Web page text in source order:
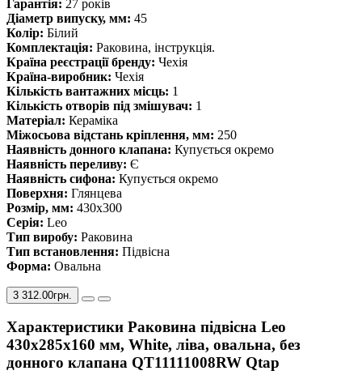
Гарантія: 27 років
Діаметр випуску, мм: 45
Колір: Білий
Комплектація: Раковина, інструкція.
Країна реєстрації бренду: Чехія
Країна-виробник: Чехія
Кількість вантажних місць: 1
Кількість отворів під змішувач: 1
Матеріал: Кераміка
Міжосьова відстань кріплення, мм: 250
Наявність донного клапана: Купується окремо
Наявність переливу: Є
Наявність сифона: Купується окремо
Поверхня: Глянцева
Розмір, мм: 430х300
Серія: Leo
Тип виробу: Раковина
Тип встановлення: Підвісна
Форма: Овальна
3 312.00грн.
Характеристики Раковина підвісна Leo
430x285x160 мм, White, ліва, овальна, без
донного клапана QT11111008RW Qtap